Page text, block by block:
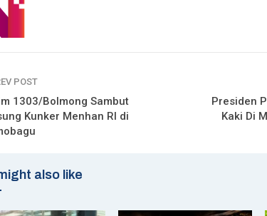
POST
1303/Bolmong Sambut
Kunker Menhan RI di
Presiden
Kaki Di
also like